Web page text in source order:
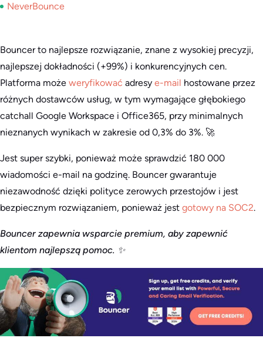
NeverBounce
Bouncer to najlepsze rozwiązanie, znane z wysokiej precyzji,
najlepszej dokładności (+99%) i konkurencyjnych cen.
Platforma może weryfikować adresy e-mail hostowane przez
różnych dostawców usług, w tym wymagające głębokiego
catchall Google Workspace i Office365, przy minimalnych
nieznanych wynikach w zakresie od 0,3% do 3%. 🚀
Jest super szybki, ponieważ może sprawdzić 180 000
wiadomości e-mail na godzinę. Bouncer gwarantuje
niezawodność dzięki polityce zerowych przestojów i jest
bezpiecznym rozwiązaniem, ponieważ jest gotowy na SOC2.
Bouncer zapewnia wsparcie premium, aby zapewnić
klientom najlepszą pomoc. ✨